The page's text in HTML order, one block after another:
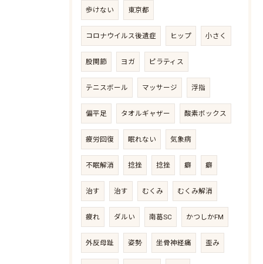
歩けない 東京都
コロナウイルス後遺症 ヒップ 小さく
股関節 ヨガ ピラティス
テニスボール マッサージ 浮指
偏平足 タオルギャザー 酸素ボックス
疲労回復 眠れない 気象病
不眠解消 捻挫 捻挫 癖 癖
治す 治す むくみ むくみ解消
疲れ ダルい 南葛SC かつしかFM
外反母趾 姿勢 坐骨神経痛 歪み